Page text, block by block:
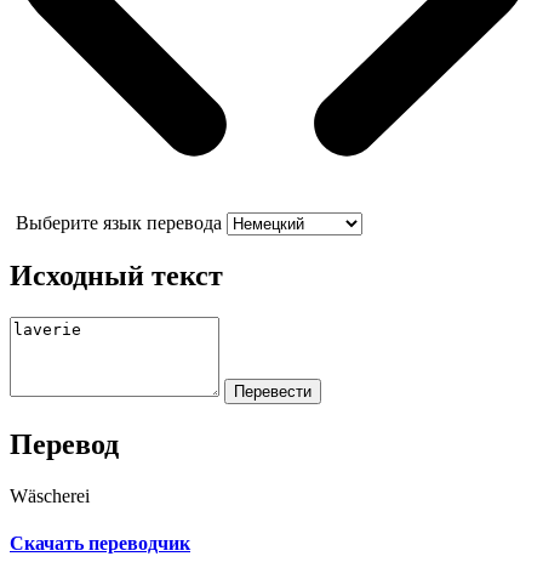
Выберите язык перевода
Исходный текст
Перевод
Wäscherei
Скачать переводчик